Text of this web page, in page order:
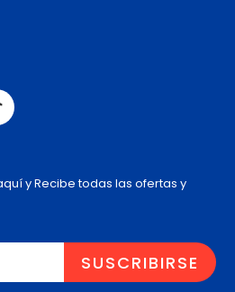
y Recibe todas las ofertas y